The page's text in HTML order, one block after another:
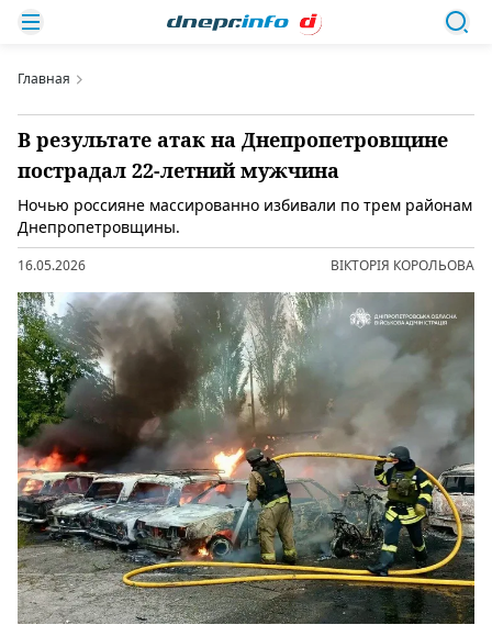
Главная
В результате атак на Днепропетровщине
пострадал 22-летний мужчина
Ночью россияне массированно избивали по трем районам
Днепропетровщины.
16.05.2026 ВІКТОРІЯ КОРОЛЬОВА